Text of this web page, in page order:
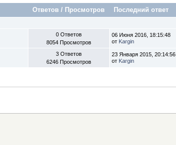
Ответов / Просмотров Последний ответ
0 Ответов
8054 Просмотров
06 Июня 2016, 18:15:48
от Kargin
3 Ответов
6246 Просмотров
23 Января 2015, 20:14:56
от Kargin